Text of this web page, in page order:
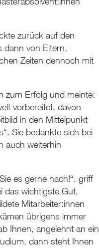
zurück auf den
dann von Eltern,
Zeiten dennoch mit
zum Erfolg und meinte:
vorbereitet, davon
in den Mittelpunkt
Sie bedankte sich bei
auch weiterhin
es gerne nach!“, griff
das wichtigste Gut,
Mitarbeiter:innen
übrigens immer
Ihnen, angelehnt an ein
dann steht Ihnen